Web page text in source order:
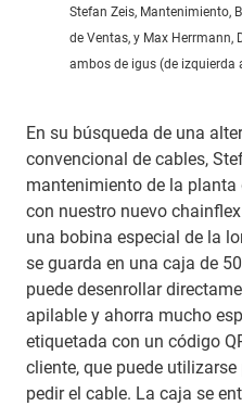
Stefan Zeis, Mantenimiento,
de Ventas, y Max Herrmann,
ambos de igus (de izquierda
En su búsqueda de una
convencional de cables,
mantenimiento de la planta
con nuestro nuevo
una bobina especial de la
se guarda en una caja de
puede desenrollar
apilable y ahorra mucho
etiquetada con un código
cliente, que puede
pedir el cable. La caja se